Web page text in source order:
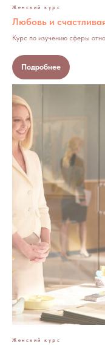
Женский курс
Любовь и
Курс по изучению сферы
Подробнее
Женский курс